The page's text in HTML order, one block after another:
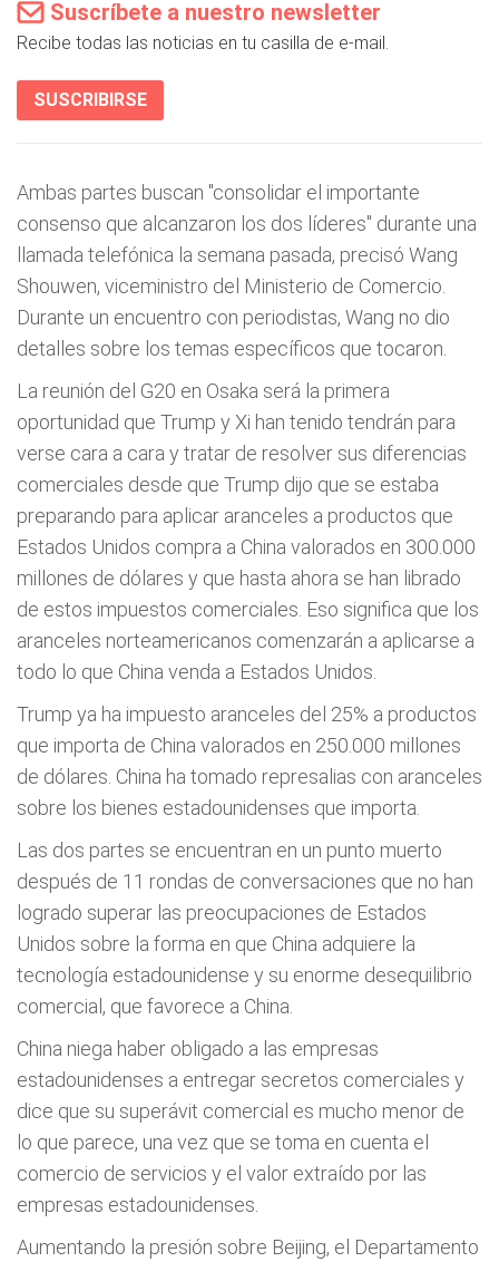
Suscríbete a nuestro newsletter
Recibe todas las noticias en tu casilla de e-mail.
SUSCRIBIRSE
Ambas partes buscan "consolidar el importante
consenso que alcanzaron los dos líderes" durante una
llamada telefónica la semana pasada, precisó Wang
Shouwen, viceministro del Ministerio de Comercio.
Durante un encuentro con periodistas, Wang no dio
detalles sobre los temas específicos que tocaron.
La reunión del G20 en Osaka será la primera
oportunidad que Trump y Xi han tenido tendrán para
verse cara a cara y tratar de resolver sus diferencias
comerciales desde que Trump dijo que se estaba
preparando para aplicar aranceles a productos que
Estados Unidos compra a China valorados en 300.000
millones de dólares y que hasta ahora se han librado
de estos impuestos comerciales. Eso significa que los
aranceles norteamericanos comenzarán a aplicarse a
todo lo que China venda a Estados Unidos.
Trump ya ha impuesto aranceles del 25% a productos
que importa de China valorados en 250.000 millones
de dólares. China ha tomado represalias con aranceles
sobre los bienes estadounidenses que importa.
Las dos partes se encuentran en un punto muerto
después de 11 rondas de conversaciones que no han
logrado superar las preocupaciones de Estados
Unidos sobre la forma en que China adquiere la
tecnología estadounidense y su enorme desequilibrio
comercial, que favorece a China.
China niega haber obligado a las empresas
estadounidenses a entregar secretos comerciales y
dice que su superávit comercial es mucho menor de
lo que parece, una vez que se toma en cuenta el
comercio de servicios y el valor extraído por las
empresas estadounidenses.
Aumentando la presión sobre Beijing, el Departamento